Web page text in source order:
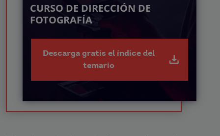
CURSO DE DIRECCIÓN DE
FOTOGRAFÍA
Descarga gratis el índice del
temario